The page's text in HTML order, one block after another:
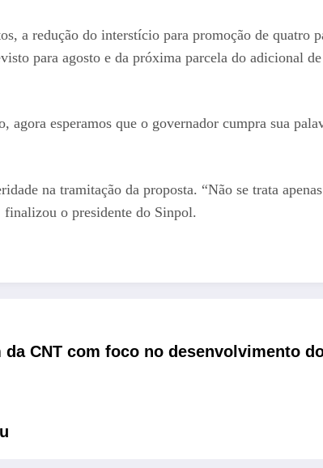
a redução do interstício para promoção de quatro
para agosto e da próxima parcela do adicional
esperamos que o governador cumpra sua
na tramitação da proposta. “Não se trata
finalizou o presidente do Sinpol.
CNT com foco no desenvolvimento